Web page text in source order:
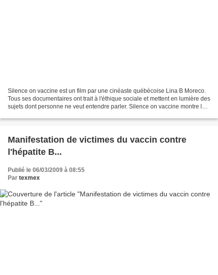
Silence on vaccine est un film par une cinéaste québécoise Lina B Moreco.
Tous ses documentaires ont trait à l'éthique sociale et mettent en lumière des
sujets dont personne ne veut entendre parler. Silence on vaccine montre les
Manifestation de victimes du vaccin contre
l'hépatite B...
Publié le 06/03/2009 à 08:55
Par texmex